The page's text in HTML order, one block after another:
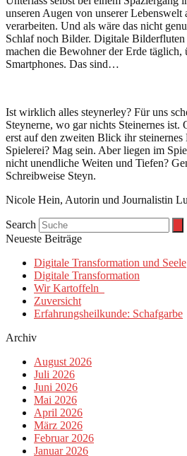
unseren Augen von unserer
verarbeiten. Und als wäre das nicht
Schlaf noch Bilder. Digitale
machen die Bewohner der Erde täglich,
Smartphones. Das sind…
Ist wirklich alles steynerley? Für uns
Steynerne, wo gar nichts Steinernes ist.
erst auf den zweiten Blick ihr
Spielerei? Mag sein. Aber liegen im
nicht unendliche Weiten und Tiefen?
Schreibweise Steyn.
Nicole Hein, Autorin und Journalistin
Search
Neueste Beiträge
Digitale Transformation und Seele
Digitale Transformation
Wir Kartoffeln
Zuversicht
Erfahrungsheilkunde: Schafgarbe
Archiv
August 2026
Juli 2026
Juni 2026
Mai 2026
April 2026
März 2026
Februar 2026
Januar 2026